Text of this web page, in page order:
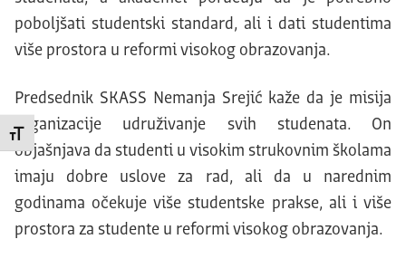
Promeni veličinu slova
poboljšati studentski standard, ali i dati studentima
više prostora u reformi visokog obrazovanja.
Predsednik SKASS Nemanja Srejić kaže da je misija
organizacije udruživanje svih studenata. On
objašnjava da studenti u visokim strukovnim školama
imaju dobre uslove za rad, ali da u narednim
godinama očekuje više studentske prakse, ali i više
prostora za studente u reformi visokog obrazovanja.